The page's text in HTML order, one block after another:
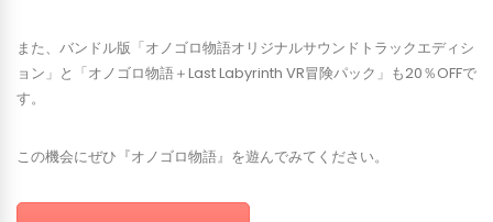
また、バンドル版「オノゴロ物語オリジナルサウンドトラックエディシ
ョン」と「オノゴロ物語＋Last Labyrinth VR冒険パック」も20％OFFで
す。
この機会にぜひ『オノゴロ物語』を遊んでみてください。